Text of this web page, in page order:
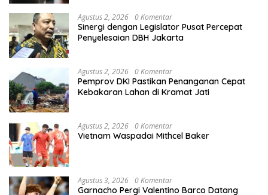
Agustus 2, 2026 0 Komentar
Sinergi dengan Legislator Pusat Percepat
Penyelesaian DBH Jakarta
Agustus 2, 2026 0 Komentar
Pemprov DKI Pastikan Penanganan Cepat
Kebakaran Lahan di Kramat Jati
Agustus 2, 2026 0 Komentar
Vietnam Waspadai Mithcel Baker
Agustus 3, 2026 0 Komentar
Garnacho Pergi Valentino Barco Datang